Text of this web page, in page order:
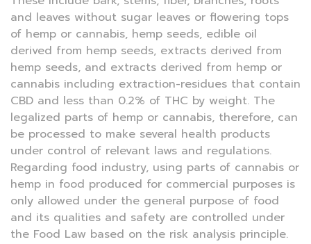
and leaves without sugar leaves or flowering tops
of hemp or cannabis, hemp seeds, edible oil
derived from hemp seeds, extracts derived from
hemp seeds, and extracts derived from hemp or
cannabis including extraction-residues that contain
CBD and less than 0.2% of THC by weight. The
legalized parts of hemp or cannabis, therefore, can
be processed to make several health products
under control of relevant laws and regulations.
Regarding food industry, using parts of cannabis or
hemp in food produced for commercial purposes is
only allowed under the general purpose of food
and its qualities and safety are controlled under
the Food Law based on the risk analysis principle.